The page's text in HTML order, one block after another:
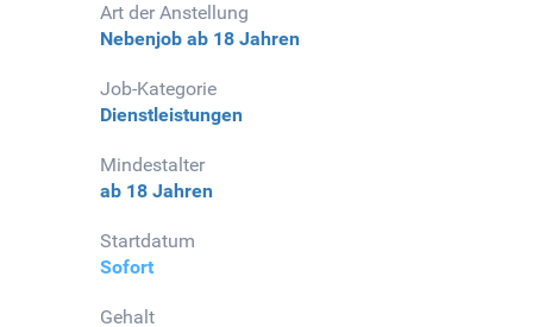
Art der Anstellung
Nebenjob ab 18 Jahren
Job-Kategorie
Dienstleistungen
Mindestalter
ab 18 Jahren
Startdatum
Sofort
Gehalt